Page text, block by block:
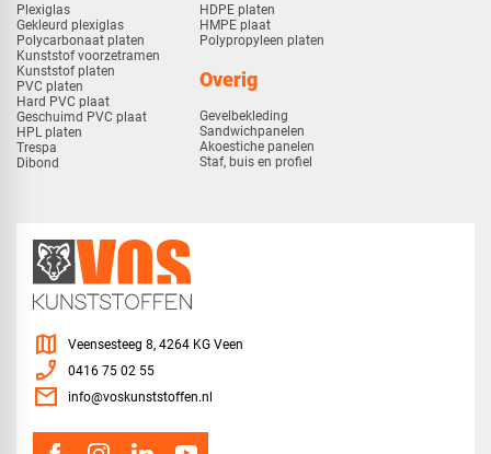
Plexiglas
Gekleurd plexiglas
Polycarbonaat platen
Kunststof voorzetramen
Kunststof platen
PVC platen
Hard PVC plaat
Geschuimd PVC plaat
HPL platen
Trespa
Dibond
HDPE platen
HMPE plaat
Polypropyleen platen
Overig
Gevelbekleding
Sandwichpanelen
Akoestiche panelen
Staf, buis en profiel
map Veensesteeg 8, 4264 KG Veen
phone_enabled 0416 75 02 55
mail info@voskunststoffen.nl